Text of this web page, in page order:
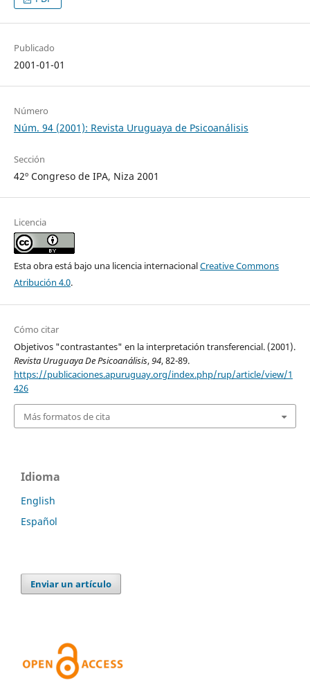
Publicado
2001-01-01
Número
Núm. 94 (2001): Revista Uruguaya de Psicoanálisis
Sección
42º Congreso de IPA, Niza 2001
Licencia
Esta obra está bajo una licencia internacionalCreative Commons
Atribución 4.0.
Cómo citar
Objetivos "contrastantes" en la interpretación transferencial. (2001).
Revista Uruguaya De Psicoanálisis,94, 82-89.
https://publicaciones.apuruguay.org/index.php/rup/article/view/1
426
Más formatos de cita
Idioma
English
Español
Enviar un artículo